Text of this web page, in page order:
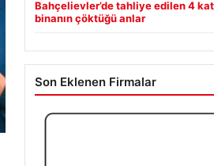
Bahçelievler’de tahliye edilen 4
binanın çöktüğü anlar
Son Eklenen Firmalar